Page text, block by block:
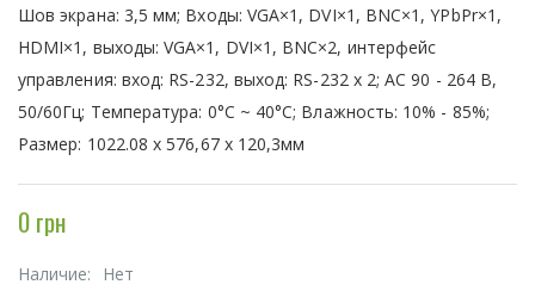
Шов экрана: 3,5 мм; Входы: VGA×1, DVI×1, BNC×1, YPbPr×1,
HDMI×1, выходы: VGA×1, DVI×1, BNC×2, интерфейс
управления: вход: RS-232, выход: RS-232 х 2; АС 90 - 264 В,
50/60Гц; Температура: 0°C ~ 40°C; Влажность: 10% - 85%;
Размер: 1022.08 х 576,67 х 120,3мм
0 грн
Наличие: Нет